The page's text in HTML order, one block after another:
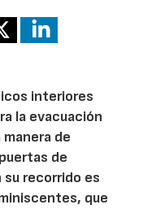
interiores
la evacuación
de
de
recorrido es
que